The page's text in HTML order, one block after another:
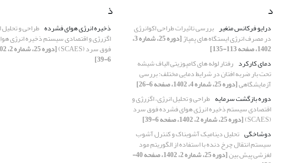
د
درایو فرکانس متغیر بررسی تاثیرات طراحی اکوانرژی
در مصرف انرژی ایستگاه های پمپاژ [دوره 25، شماره 3،
1402، صفحه 113-135]
دمای کارکرد رفتار لوله های کامپوزیتی الیاف شیشه
تحت بار ضربه افتان در شرایط دمایی مختلف: بررسی
آزمایشگاهی[دوره 25، شماره 4، 1402، صفحه 6-26]
دوره بازگشت سرمایه طراحی و تحلیل انرژی، اگزرژی و
اقتصادی سیستم ذخیره انرژی هوای فشرده فوق سرد
(SCAES)
[دوره 25، شماره 2، 1402، صفحه 6-39]
دوشاخگی تحلیل دینامیک آشوبناک و کنترل آشوب
سیستم انتقال چرخ‏ دنده با استفاده از الگوریتم مود
لغزشی پیش بین [دوره 25، شماره 2، 1402، صفحه 40-
ذ
ذخیره انرژی هوای فشرده طراحی و تحلیل
اگزرژی و اقتصادی سیستم ذخیره انرژی
فوق سرد (SCAES)
6-39]